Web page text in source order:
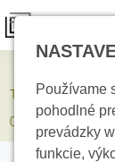
Termofol
0.5m²-20m²
Používame
pohodlné
prevádzky
funkcie,